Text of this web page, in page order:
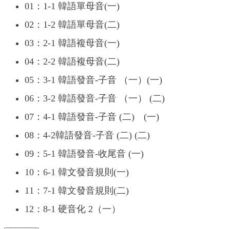
01：1-1 韓語單母音(一)
02：1-2 韓語單母音(二)
03：2-1 韓語複母音(一)
04：2-2 韓語複母音(二)
05：3-1 韓語發音-子音 （一）(一)
06：3-2 韓語發音-子音 （一） (二)
07：4-1 韓語發音-子音 (二) (一)
08：4-2韓語發音-子音 (二) (二)
09：5-1 韓語發音-收尾音 (一)
10：6-1 韓文發音規則(一)
11：7-1 韓文發音規則(二)
12：8-1 硬音化 2（一）